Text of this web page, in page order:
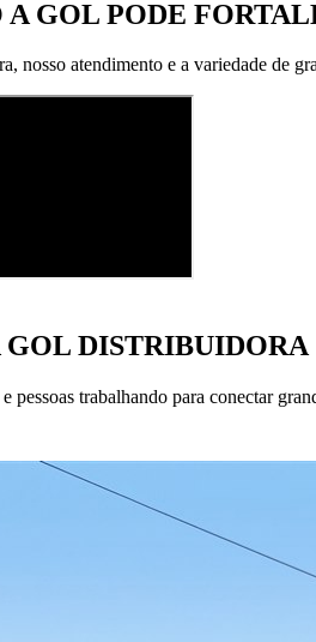
GOL PODE
nosso atendimento e a variedade de
GOL DISTRIBUIDORA
pessoas trabalhando para conectar